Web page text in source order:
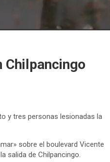
Chilpancingo
y tres personas lesionadas la
sobre el boulevard Vicente
salida de Chilpancingo.